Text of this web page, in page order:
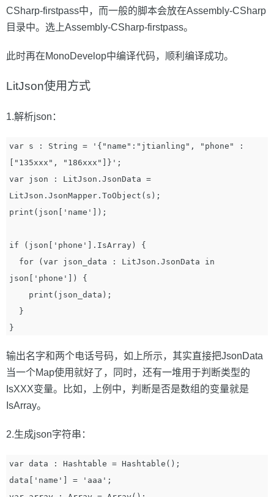
CSharp-firstpass中，而一般的脚本会放在Assembly-CSharp
目录中。选上Assembly-CSharp-firstpass。
此时再在MonoDevelop中编译代码，顺利编译成功。
LitJson使用方式
1.解析json：
var s : String = '{"name":"jtianling", "phone" :
["135xxx", "186xxx"]}';
var json : LitJson.JsonData =
LitJson.JsonMapper.ToObject(s);
print(json['name']);
if (json['phone'].IsArray) {
json['phone']) {
输出名字和两个电话号码，如上所示，其实直接把JsonData
当一个Map使用就好了，同时，还有一堆用于判断类型的
IsXXX变量。比如，上例中，判断是否是数组的变量就是
IsArray。
2.生成json字符串：
var data : Hashtable = Hashtable();
data['name'] = 'aaa';